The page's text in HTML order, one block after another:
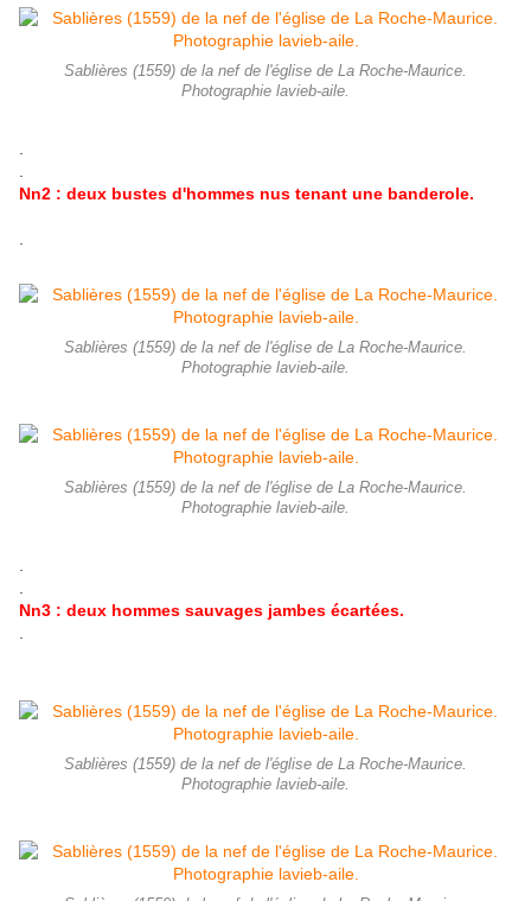
Sablières (1559) de la nef de l'église de La Roche-Maurice.
Photographie lavieb-aile.
.
.
Nn2 : deux bustes d'hommes nus tenant une banderole.
.
Sablières (1559) de la nef de l'église de La Roche-Maurice.
Photographie lavieb-aile.
Sablières (1559) de la nef de l'église de La Roche-Maurice.
Photographie lavieb-aile.
.
.
Nn3 : deux hommes sauvages jambes écartées.
.
Sablières (1559) de la nef de l'église de La Roche-Maurice.
Photographie lavieb-aile.